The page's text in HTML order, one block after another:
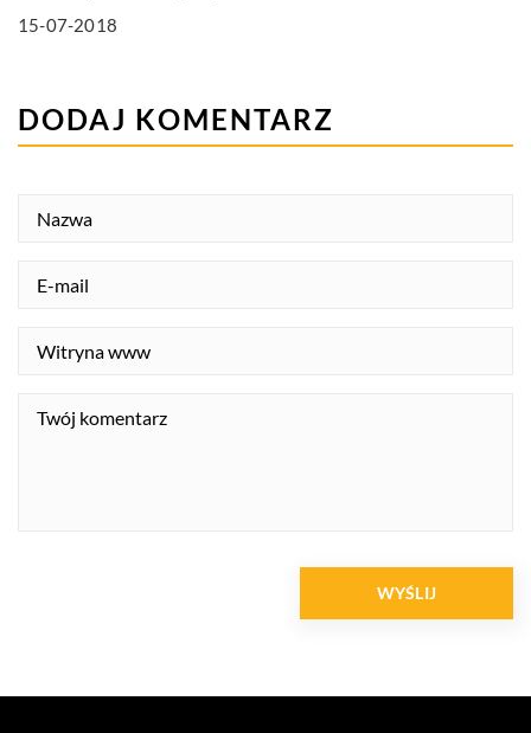
15-07-2018
DODAJ KOMENTARZ